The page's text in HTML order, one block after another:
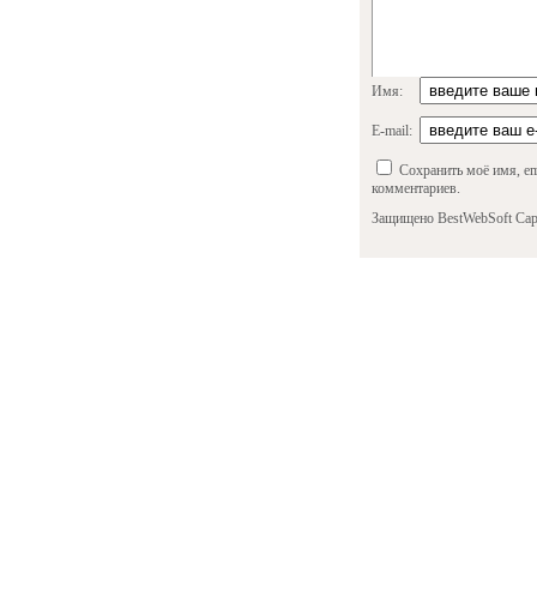
Имя:
E-mail:
Сохранить моё имя,
комментариев.
Защищено BestWebSoft